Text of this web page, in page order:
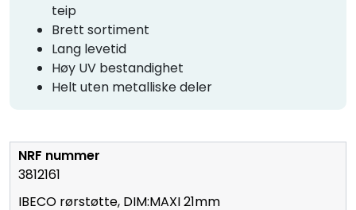
Enkel montering helt uten spesial verktøy eller
teip
Brett sortiment
Lang levetid
Høy UV bestandighet
3812161